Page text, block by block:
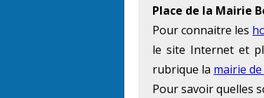
Place de la Mairie
Pour connaitre les
le site Internet et
rubrique la mairie
Pour savoir quelles